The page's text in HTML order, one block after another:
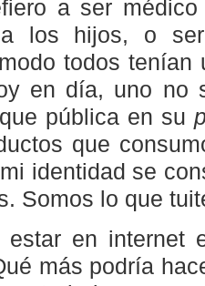
a ser
los hijos, o
todos tenían
en día, uno no
pública en su
que
identidad se
Somos lo que
estar en internet
más podría